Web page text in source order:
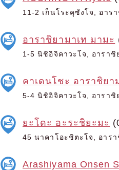
11-2 เก็นโระคุซังโจ, อาร
อาราชิยามาเท มามะ
1-5 นิชิอิจิคาวะโจ, อาราชิ
คาเดนโชะ อาราชิยา
5-4 นิชิอิจิคาวะโจ, อาราชิ
ยะโดะ อะระชิยะมะ
45 นาคาโอะชิตะโจ, อารา
Arashiyama Onsen